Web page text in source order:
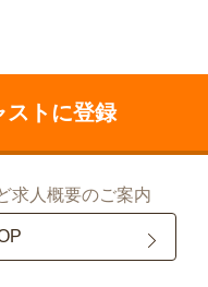
ストに登録
求人概要のご案内